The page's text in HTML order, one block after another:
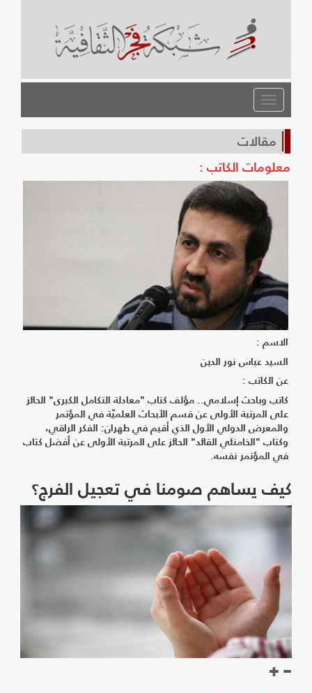
القائمة
مقالات
معلومات الكاتب :
الاسم :
السيد عباس نور الدين
عن الكاتب :
كاتب وباحث إسلامي.. مؤلف كتاب "معادلة التكامل الكبرى" الحائز
على المرتبة الأولى عن قسم الأبحاث العلميّة في المؤتمر
والمعرض الدولي الأول الذي أقيم في طهران: الفكر الراقي،
وكتاب "الخامنئي القائد" الحائز على المرتبة الأولى عن أفضل كتاب
في المؤتمر نفسه.
كيف يساهم صومنا في تعجيل الفرج؟